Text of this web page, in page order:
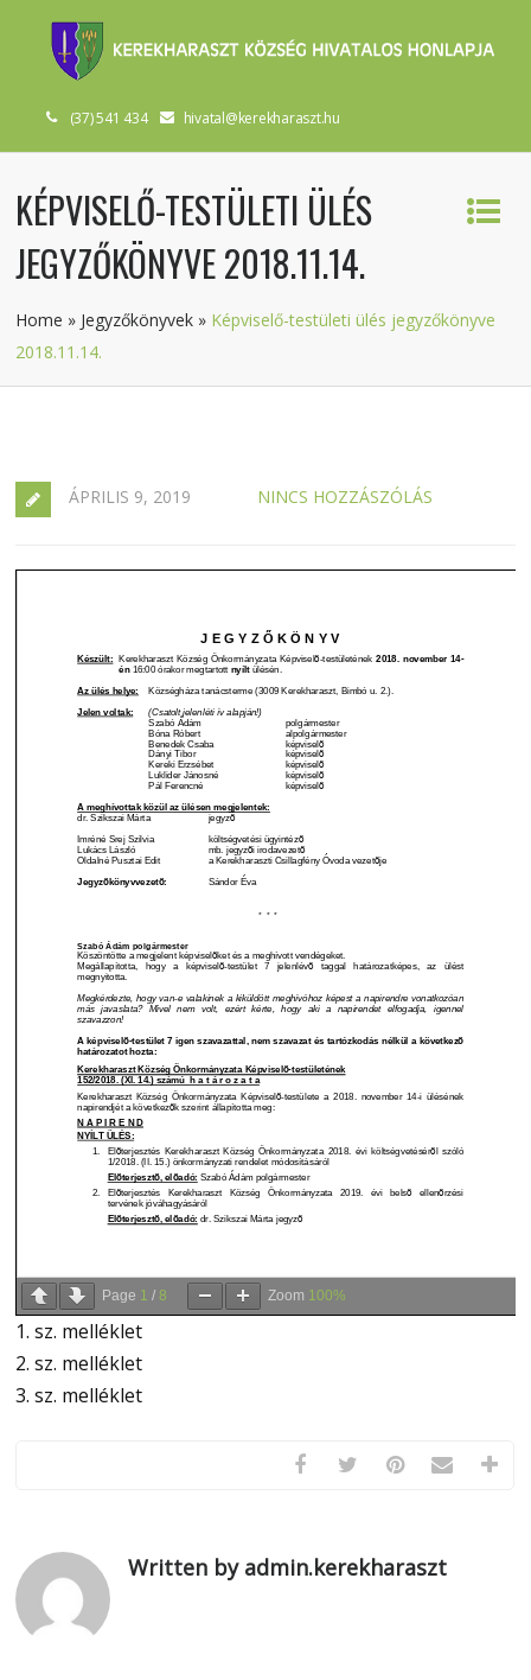
(37) 541 434 hivatal@kerekharaszt.hu
KÉPVISELŐ-TESTÜLETI ÜLÉS
JEGYZŐKÖNYVE 2018.11.14.
Home » Jegyzőkönyvek » Képviselő-testületi ülés jegyzőkönyve
2018.11.14.
ÁPRILIS 9, 2019 NINCS HOZZÁSZÓLÁS
Page 1 /8 Zoom 100%
1. sz. melléklet
2. sz. melléklet
3. sz. melléklet
Written by admin.kerekharaszt